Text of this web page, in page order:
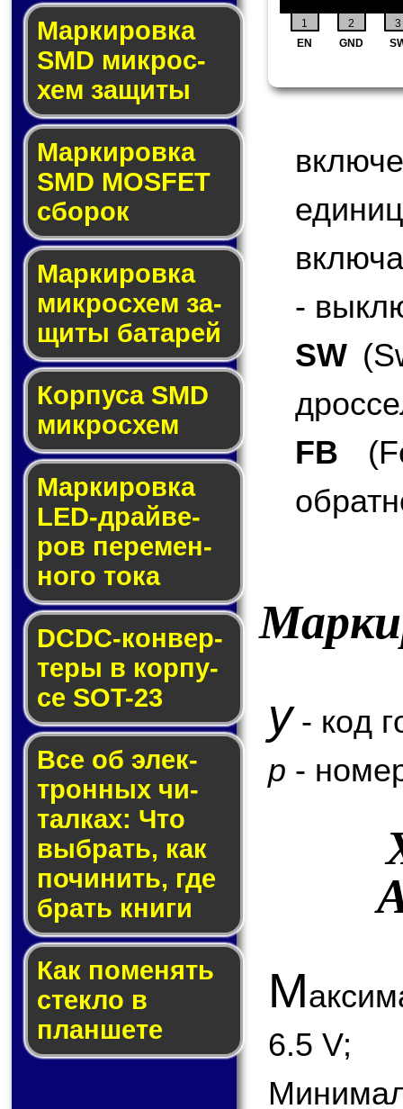
Мар­ки­ров­ка
SMD мик­рос­
хем защиты
Мар­ки­ров­ка
SMD MOSFET
сбо­рок
Мар­ки­ров­ка
мик­ро­схем за­
щи­ты ба­та­рей
Корпуса SMD
мик­ро­схем
Маркировка
LED-драй­ве­
ров пе­ре­мен­
но­го то­ка
DCDC-кон­вер­
те­ры в кор­пу­
се SOT-23
Все об элек­
трон­ных чи­
тал­ках: Что
выб­рать, как
по­чи­нить, где
брать кни­ги
Как по­ме­нять
стек­ло в
планшете
1 2 3
EN GND
-
SW
FB
y- код
p -
М
6.5 V;